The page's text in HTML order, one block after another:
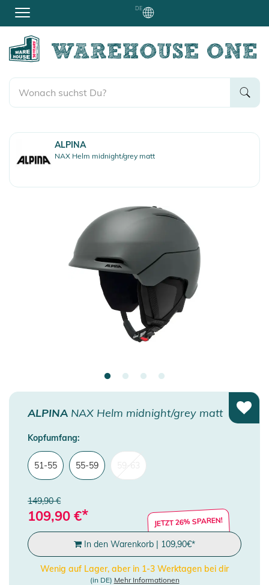
DE
ALPINA
NAX Helm midnight/grey matt
ALPINA NAX Helm midnight/grey matt
Kopfumfang:
51-55 55-59
149,90 €
109,90 €* JETZT 26% SPAREN!
In den Warenkorb | 109,90€*
Wenig auf Lager, aber in 1-3 Werktagen bei dir
(in DE) Mehr Informationen